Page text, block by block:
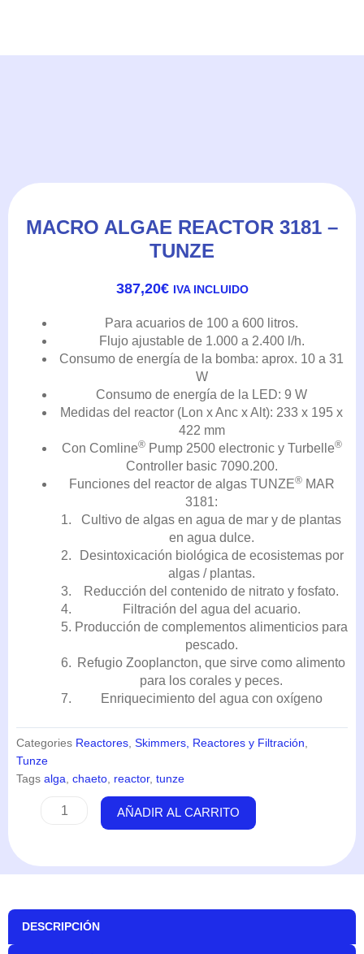
MACRO ALGAE REACTOR 3181 –
TUNZE
387,20€ IVA INCLUIDO
Para acuarios de 100 a 600 litros.
Flujo ajustable de 1.000 a 2.400 l/h.
Consumo de energía de la bomba: aprox. 10 a 31
W
Consumo de energía de la LED: 9 W
Medidas del reactor (Lon x Anc x Alt): 233 x 195 x
422 mm
Con Comline®Pump 2500 electronic y Turbelle®
Controller basic 7090.200.
Funciones del reactor de algas TUNZE®MAR
3181:
Cultivo de algas en agua de mar y de plantas
en agua dulce.
Desintoxicación biológica de ecosistemas por
algas / plantas.
Reducción del contenido de nitrato y fosfato.
Filtración del agua del acuario.
Producción de complementos alimenticios para
pescado.
Refugio Zooplancton, que sirve como alimento
para los corales y peces.
Enriquecimiento del agua con oxígeno
Categories Reactores Skimmers, Reactores y Filtración
Tunze
Tags alga chaeto reactor, tunze
Macro
-
cantidad
AÑADIR AL CARRITO
DESCRIPCIÓN